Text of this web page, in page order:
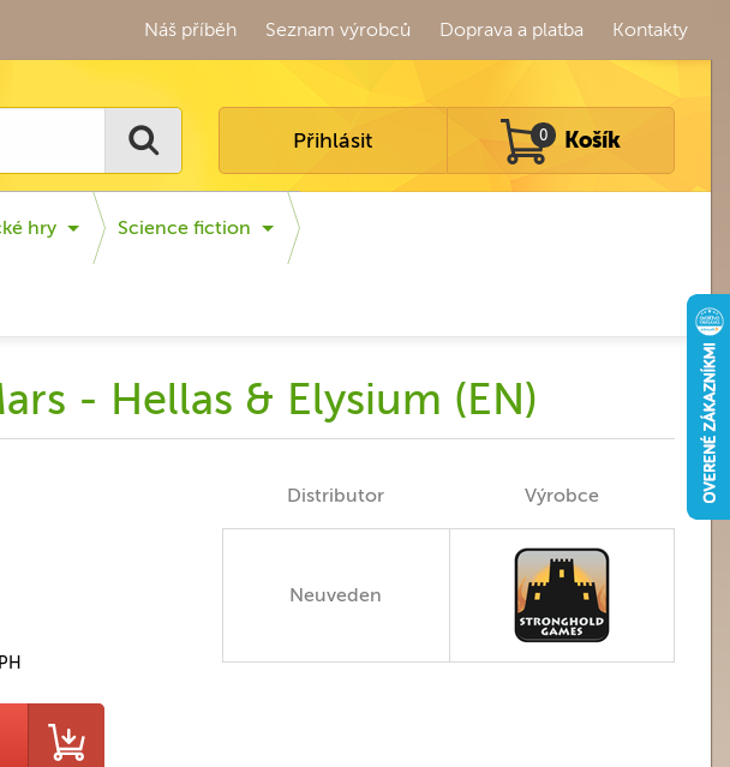
Náš příběh Seznam výrobců Doprava a platba Kontakty
Přihlásit 0 Košík
hry Science fiction
- Hellas & Elysium (EN)
Distributor Výrobce
Neuveden